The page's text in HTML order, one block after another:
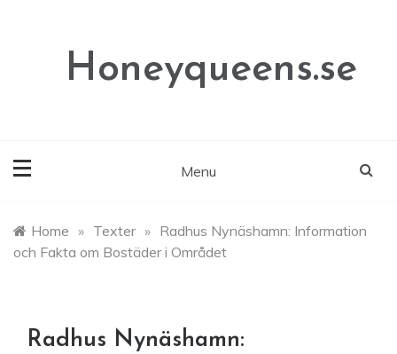
Honeyqueens.se
Menu
Home » Texter » Radhus Nynäshamn: Information
och Fakta om Bostäder i Området
Radhus Nynäshamn: